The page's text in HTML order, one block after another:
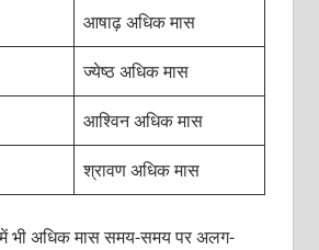
आषाढ़ अधिक मास
ज्येष्ठ अधिक मास
आश्विन अधिक मास
श्रावण अधिक मास
में भी अधिक मास समय-समय पर अलग-